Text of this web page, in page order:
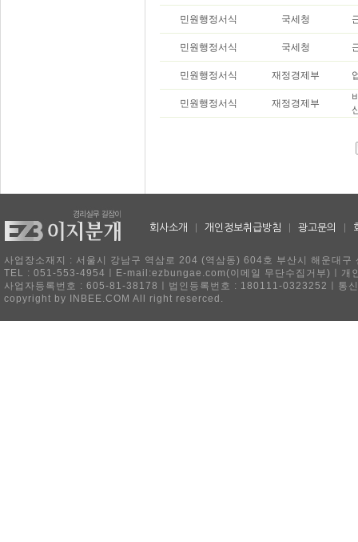
민원행정서식 국세청
민원행정서식 국세청
민원행정서식 재정경제부
민원행정서식 재정경제부
회사소개 개인정보취급방침 광고문의
사업장소재지 : 서울시 강남구 역삼로 204 (역삼동) 604호 부산시 해운대
TEL : 051-553-4954ㅣE-mail:ezbungae.com(이메일 무단수집거부)ㅣ개
사업자등록번호 : 605-81-38178ㅣ법인등록번호 : 180111-0323252ㅣ통
copyright by INBEE.COM All right reserced.